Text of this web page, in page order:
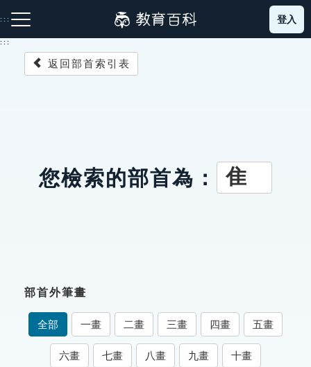
到
主
:::
成語故事
索引選單
知識索引
登入
:::
返回部首索引表
您檢索的部首為： 隹
部首外筆畫
全部 一畫 二畫 三畫 四畫 五畫
六畫 七畫 八畫 九畫 十畫